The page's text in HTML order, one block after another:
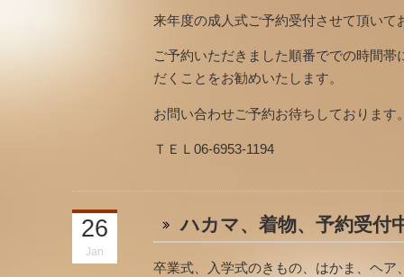
来年度の成人式ご予約受付させて頂いて
ご予約いただきました順番ででの時間
だくことをお勧めいたします。
お問い合わせご予約お待ちしております
ＴＥＬ06-6953-1194
26
Jan
ハカマ、着物、予約受付
卒業式、入学式のきもの、はかま、ヘ